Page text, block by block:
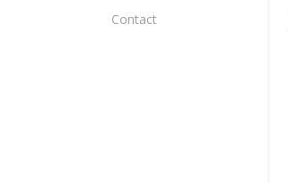
Contact